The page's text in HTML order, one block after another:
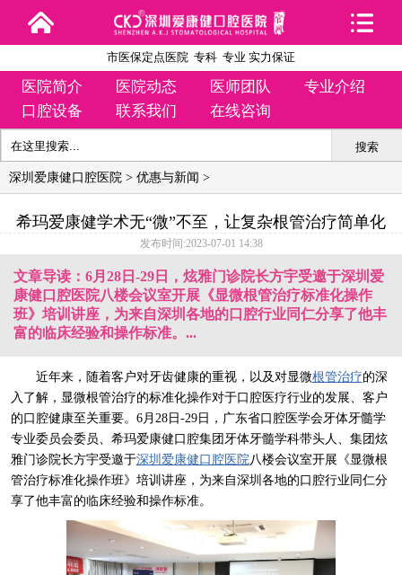
市医保定点医院 专科 专业 实力保证
医院简介 医院动态 医师团队
专业介绍
口腔设备
联系我们 在线咨询
搜索
深圳爱康健口腔医院 > 优惠与新闻 >
希玛爱康健学术无“微”不至，让复杂根管治疗简单化
发布时间:2023-07-01 14:38
文章导读：6月28日-29日，炫雅门诊院长方宇受邀于深圳爱
康健口腔医院八楼会议室开展《显微根管治疗标准化操作
班》培训讲座，为来自深圳各地的口腔行业同仁分享了他丰
富的临床经验和操作标准。...
近年来，随着客户对牙齿健康的重视，以及对显微根管治疗的深
入了解，显微根管治疗的标准化操作对于口腔医疗行业的发展、客户
的口腔健康至关重要。6月28日-29日，广东省口腔医学会牙体牙髓学
专业委员会委员、希玛爱康健口腔集团牙体牙髓学科带头人、集团炫
雅门诊院长方宇受邀于深圳爱康健口腔医院八楼会议室开展《显微根
管治疗标准化操作班》培训讲座，为来自深圳各地的口腔行业同仁分
享了他丰富的临床经验和操作标准。